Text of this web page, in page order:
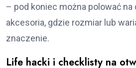
– pod koniec można polować
akcesoria, gdzie rozmiar lub
znaczenie.
Life hacki i checklisty na